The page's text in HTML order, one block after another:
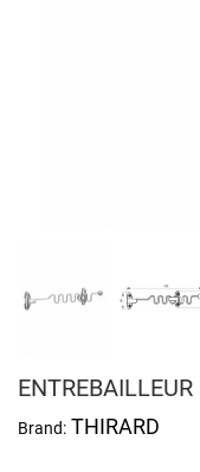
Brand: THIRARD